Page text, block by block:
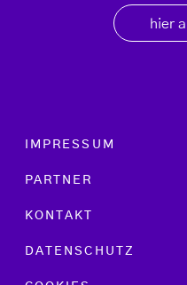
hier
Footer menu
IMPRESSUM
PARTNER
KONTAKT
DATENSCHUTZ